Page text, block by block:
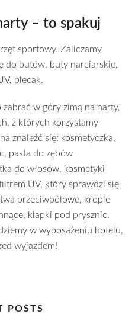
– to spakuj
sportowy. Zaliczamy
do butów, buty narciarskie,
plecak.
w góry zimą na narty,
z których korzystamy
znaleźć się: kosmetyczka,
pasta do zębów
do włosów, kosmetyki
UV, który sprawdzi się
przeciwbólowe, krople
klapki pod prysznic.
w wyposażeniu hotelu,
wyjazdem!
POSTS